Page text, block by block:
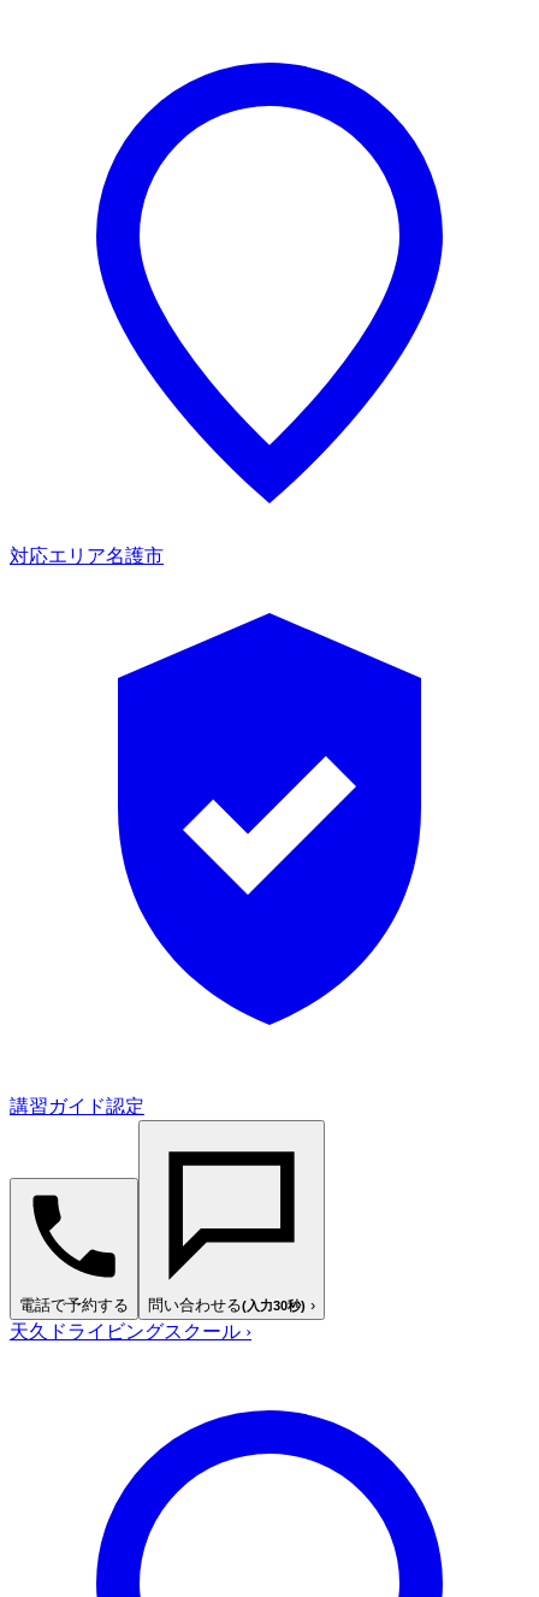
対応エリア名護市
講習ガイド認定
電話で予約する 問い合わせる(入力30秒) ›
天久ドライビングスクール ›